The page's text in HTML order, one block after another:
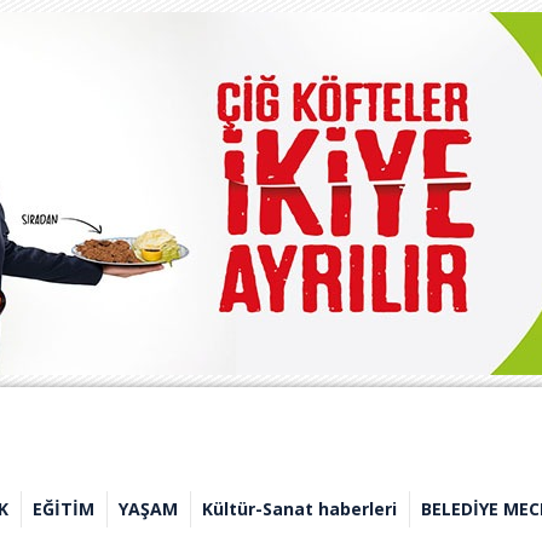
EĞİTİM YAŞAM Kültür-Sanat haberleri BELEDİYE